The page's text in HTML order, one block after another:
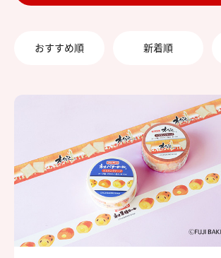
おすすめ順 新着順